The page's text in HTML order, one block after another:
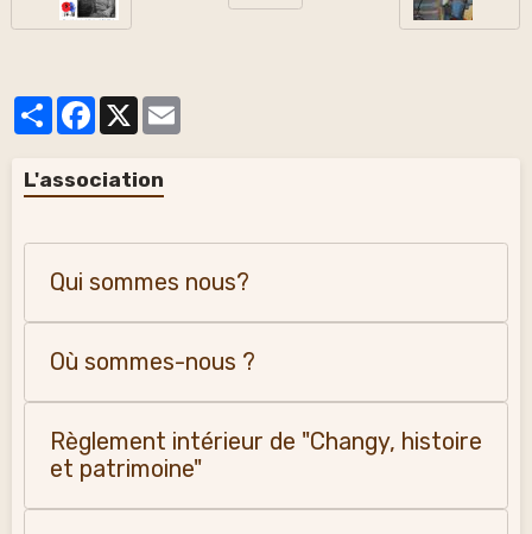
PartagerFacebook
L'association
Qui sommes nous?
Où sommes-nous ?
Règlement intérieur de "Changy, histoire
et patrimoine"